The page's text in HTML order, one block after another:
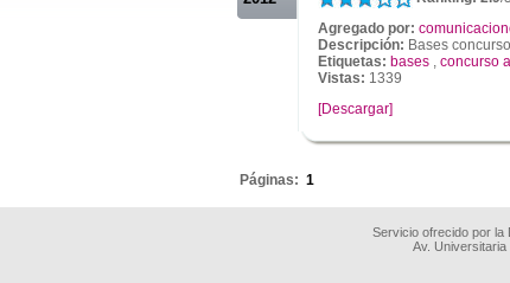
Agregado por:
Descripción: Bases
Etiquetas: bases , concurso
Vistas: 1339
[Descargar]
Páginas: 1
Servicio ofrecido por la
Av. Universitaria